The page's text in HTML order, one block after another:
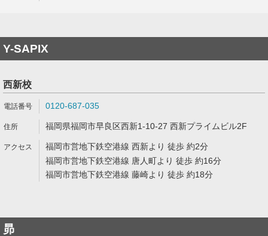
Y-SAPIX
西新校
0120-687-035
福岡県福岡市早良区西新1-10-27 西新プライムビル2F
福岡市営地下鉄空港線 西新より 徒歩 約2分
福岡市営地下鉄空港線 唐人町より 徒歩 約16分
福岡市営地下鉄空港線 藤崎より 徒歩 約18分
昴